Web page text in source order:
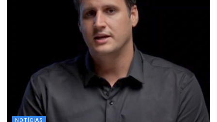
NOTÍCIAS